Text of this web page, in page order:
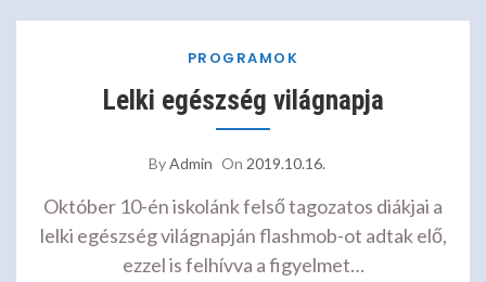
PROGRAMOK
Lelki egészség világnapja
ByAdmin On 2019.10.16.
Október 10-én iskolánk felső tagozatos diákjai a
lelki egészség világnapján flashmob-ot adtak elő,
ezzel is felhívva a figyelmet…